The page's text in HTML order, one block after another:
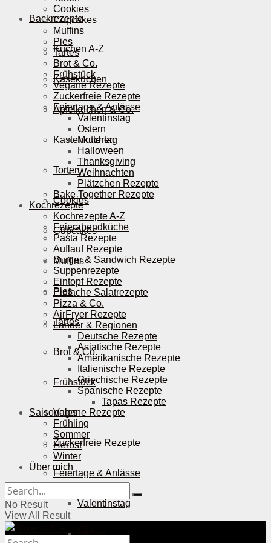
Backrezepte
Kuchen A-Z
Käsekuchen
Apfelkuchen & Co.
Kastenkuchen
Torten
Cookies
Cupcakes
Muffins
Pies
Tartes
Brot & Co.
Frühstück
Vegane Rezepte
Zuckerfreie Rezepte
Feiertage & Anlässe
Valentinstag
Ostern
Cookies
Cupcakes
Muffins
Pies
Tartes
Brot & Co.
Frühstück
Vegane Rezepte
Zuckerfreie Rezepte
Feiertage & Anlässe
Valentinstag
Ostern
Muttertag
Halloween
Thanksgiving
Weihnachten
Plätzchen Rezepte
Bake Together Rezepte
Kochrezepte
Kochrezepte A-Z
Feierabendküche
Pasta Rezepte
Auflauf Rezepte
Burger & Sandwich Rezepte
Suppenrezepte
Eintopf Rezepte
Einfache Salatrezepte
Pizza & Co.
AirFryer Rezepte
Länder & Regionen
Deutsche Rezepte
Asiatische Rezepte
Amerikanische Rezepte
Italienische Rezepte
Griechische Rezepte
Spanische Rezepte
Tapas Rezepte
Saisonales
Frühling
Sommer
Herbst
Winter
Über mich
No Result
View All Result